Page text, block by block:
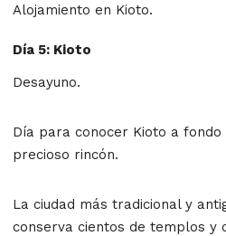
Alojamiento en Kioto.
Día 5: Kioto
Desayuno.
Día para co­nocer Kioto a
precioso rincón.
La ciudad más tradicional y
conserva cientos de templos y